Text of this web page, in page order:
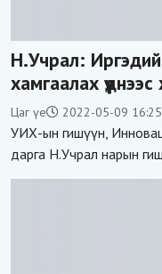
Н.Учрал:
хамгаалах
байхгүй
Цаг үе 2022-05-09
УИХ-ын гишүүн,
дарга Н.Учрал нарын